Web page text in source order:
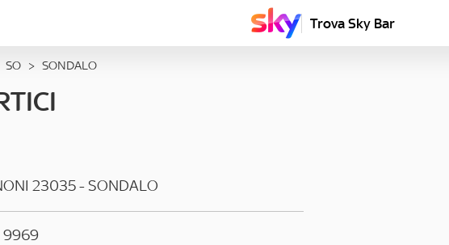
Trova Sky Bar
SO > SONDALO
23035- SONDALO
9969